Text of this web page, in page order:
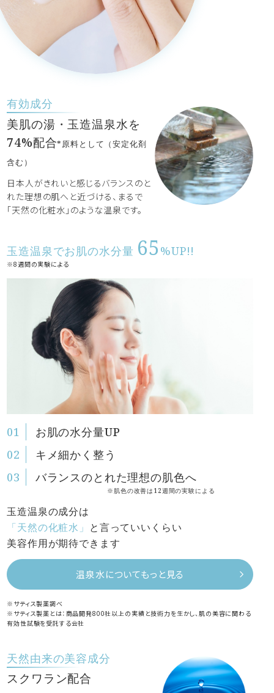
有効成分
美肌の湯・玉造温泉水を
74%配合*原料として（安定化剤
含む）
日本人がきれいと感じるバランスのと
れた理想の肌へと近づける、まるで
「天然の化粧水」のような温泉です。
玉造温泉でお肌の水分量 65 %UP!!
※8週間の実験による
お肌の水分量UP
キメ細かく整う
バランスのとれた理想の肌色へ
※肌色の改善は12週間の実験による
玉造温泉の成分は
「天然の化粧水」 と言っていいくらい
美容作用が期待できます
温泉水についてもっと見る
※サティス製薬調べ
※サティス製薬とは：商品開発800社以上の実績と技術力を生かし、肌の美容に関わる
有効性試験を受託する会社
天然由来の美容成分
スクワラン配合